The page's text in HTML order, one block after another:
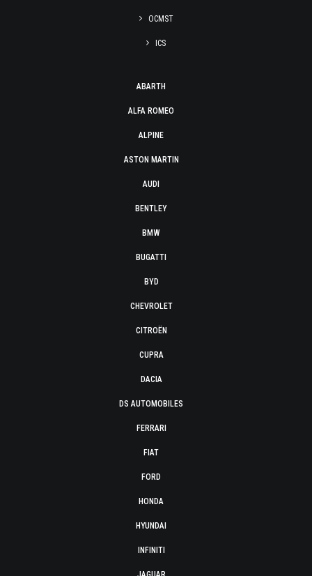
OCMST
ICS
ABARTH
ALFA ROMEO
ALPINE
ASTON MARTIN
AUDI
BENTLEY
BMW
BUGATTI
BYD
CHEVROLET
CITROËN
CUPRA
DACIA
DS AUTOMOBILES
FERRARI
FIAT
FORD
HONDA
HYUNDAI
INFINITI